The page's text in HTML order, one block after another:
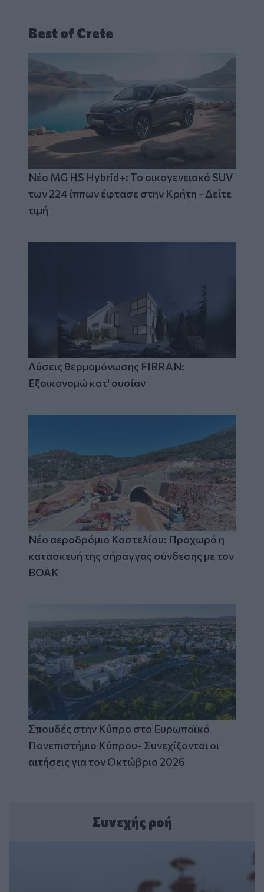
Best of Crete
Νέο MG HS Hybrid+: Το οικογενειακό SUV
των 224 ίππων έφτασε στην Κρήτη - Δείτε
τιμή
Λύσεις θερμομόνωσης FIBRAN:
Εξοικονομώ κατ' ουσίαν
Νέο αεροδρόμιο Καστελίου: Προχωρά η
κατασκευή της σήραγγας σύνδεσης με τον
ΒΟΑΚ
Σπουδές στην Κύπρο στο Ευρωπαϊκό
Πανεπιστήμιο Κύπρου- Συνεχίζονται οι
αιτήσεις για τον Οκτώβριο 2026
Συνεχής ροή